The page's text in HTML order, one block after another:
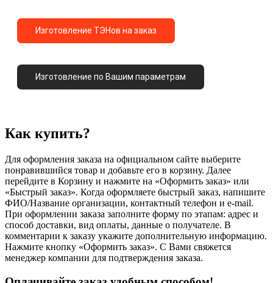
Изготовление ТЭНов на заказ
Изготовление по Вашим параметрам
Как купить?
Для оформления заказа на официальном сайте выберите
понравившийся товар и добавьте его в корзину. Далее
перейдите в Корзину и нажмите на «Оформить заказ» или
«Быстрый заказ». Когда оформляете быстрый заказ, напишите
ФИО/Название организации, контактный телефон и e-mail.
При оформлении заказа заполните форму по этапам: адрес и
способ доставки, вид оплаты, данные о получателе. В
комментарии к заказу укажите дополнительную информацию.
Нажмите кнопку «Оформить заказ». С Вами свяжется
менеджер компании для подтверждения заказа.